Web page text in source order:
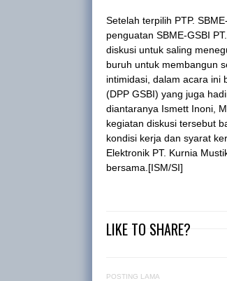
Setelah terpilih PTP.
penguatan SBME-GSBI
diskusi untuk saling
buruh untuk membangun
intimidasi, dalam acara ini
(DPP GSBI) yang juga
diantaranya Ismett Inoni,
kegiatan diskusi tersebut
kondisi kerja dan syarat
Elektronik PT. Kurnia
bersama.[ISM/SI]
LIKE TO SHARE?
POSTING LAMA